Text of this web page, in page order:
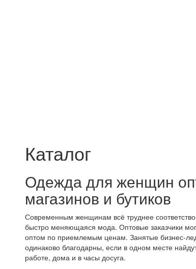
Каталог
Одежда для женщин
магазинов и бутиков
Современным женщинам всё труднее
быстро меняющаяся мода. Оптовые заказчики
оптом по приемлемым ценам. Занятые бизнес-
одинаково благодарны, если в одном месте
работе, дома и в часы досуга.